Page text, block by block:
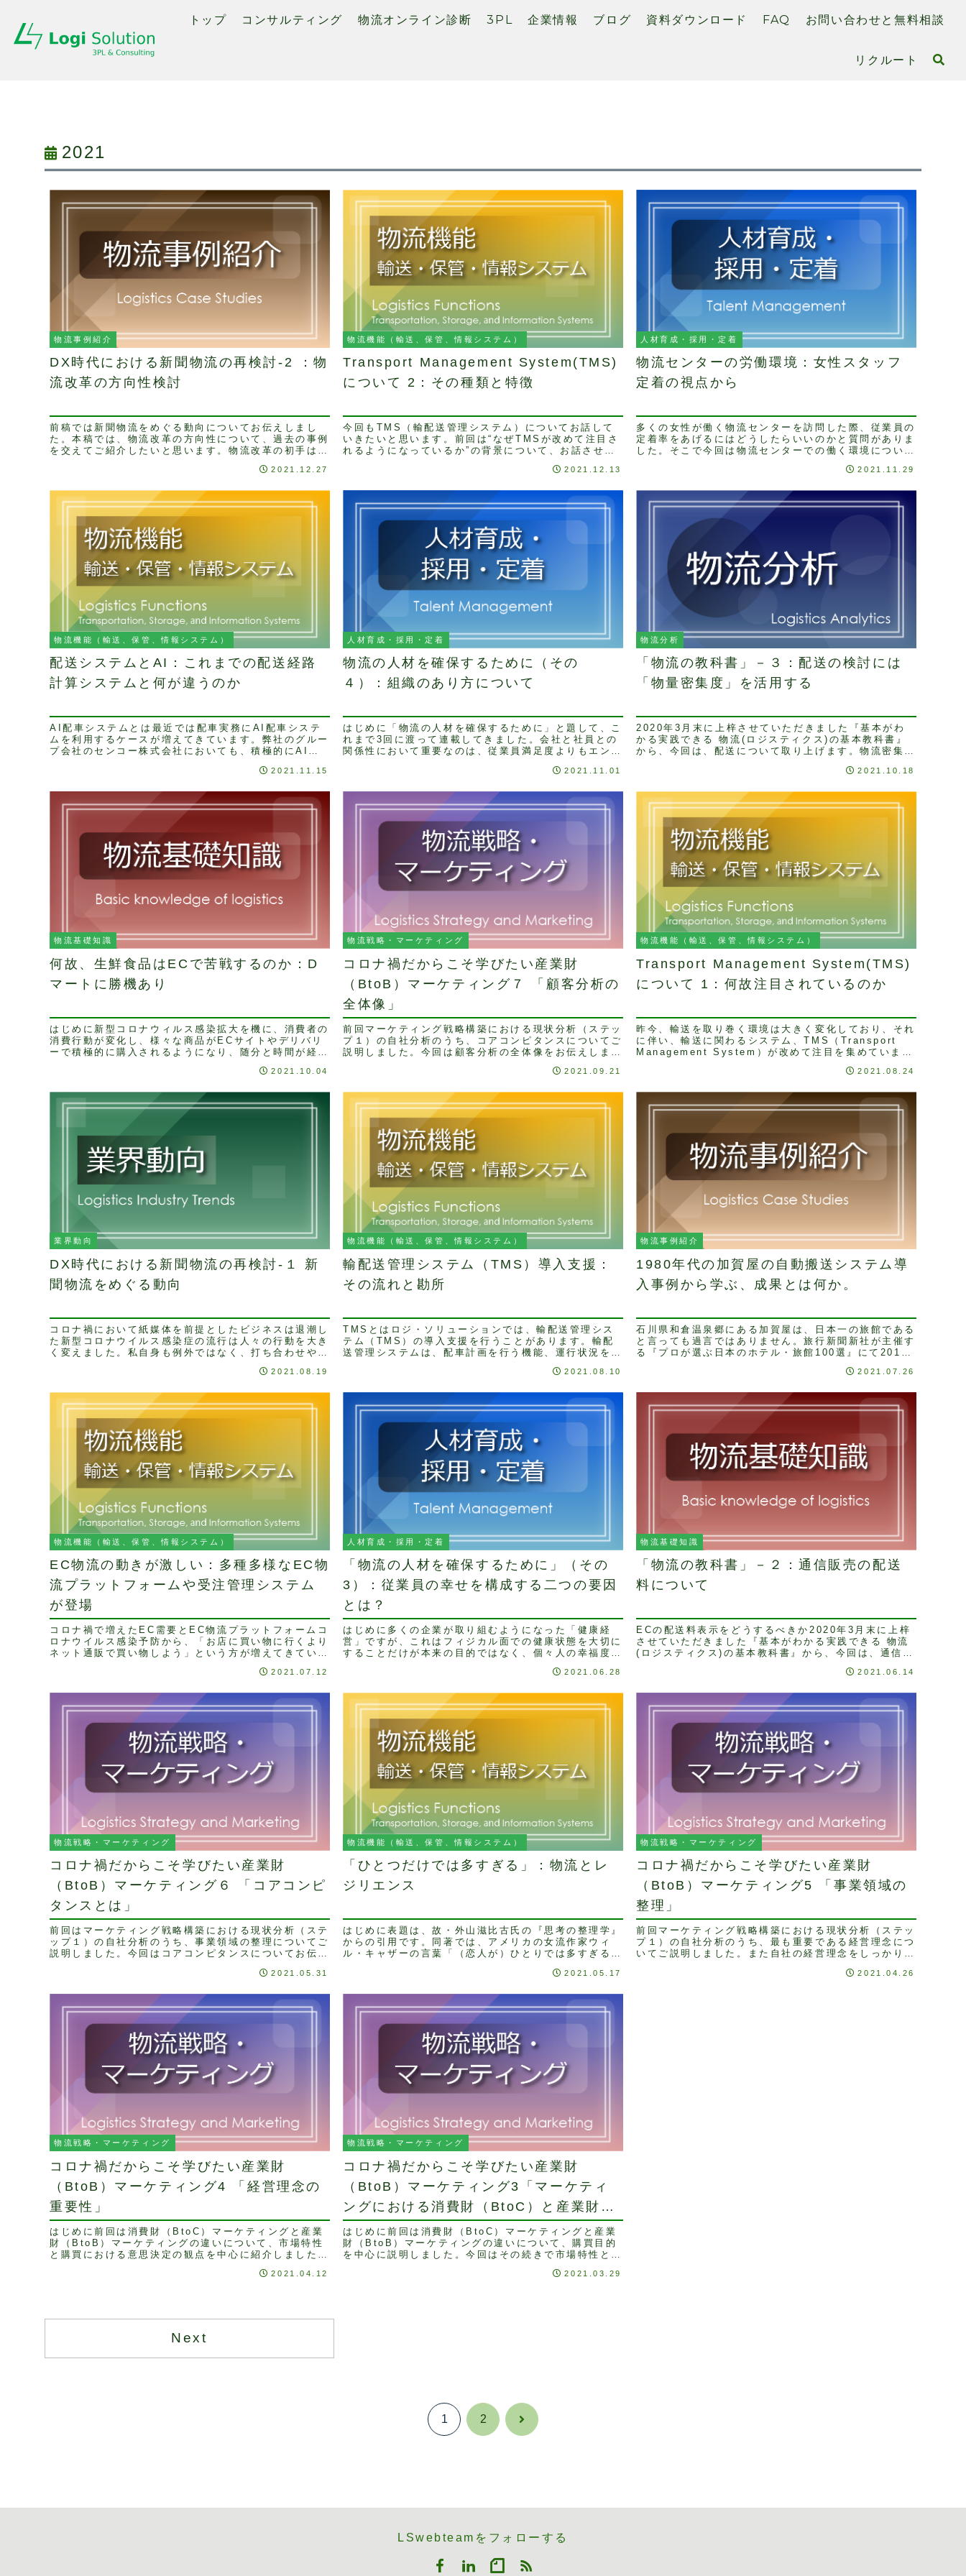
トップ コンサルティング 物流オンライン診断 3PL 企業情報 ブログ 資料ダウンロード FAQ お問い合わせと無料相談
リクルート
2021
物流事例紹介
DX時代における新聞物流の再検討-2 ：物
流改革の方向性検討
前稿では新聞物流をめぐる動向についてお伝えしまし
た。本稿では、物流改革の方向性について、過去の事例
を交えてご紹介したいと思います。物流改革の初手は現
2021.12.27
物流機能（輸送、保管、情報システム）
Transport Management System(TMS)
について 2：その種類と特徴
今回もTMS（輸配送管理システム）についてお話して
いきたいと思います。前回は“なぜTMSが改めて注目さ
れるようになっているか”の背景について、お話させて
2021.12.13
人材育成・採用・定着
物流センターの労働環境：女性スタッフ
定着の視点から
多くの女性が働く物流センターを訪問した際、従業員の
定着率をあげるにはどうしたらいいのかと質問がありま
した。そこで今回は物流センターでの働く環境について
2021.11.29
物流機能（輸送、保管、情報システム）
配送システムとAI：これまでの配送経路
計算システムと何が違うのか
AI配車システムとは最近では配車実務にAI配車システ
ムを利用するケースが増えてきています。弊社のグルー
プ会社のセンコー株式会社においても、積極的にAI配
2021.11.15
人材育成・採用・定着
物流の人材を確保するために（その
４）：組織のあり方について
はじめに「物流の人材を確保するために」と題して、こ
れまで3回に渡って連載してきました。会社と社員との
関係性において重要なのは、従業員満足度よりもエンゲ
2021.11.01
物流分析
「物流の教科書」－３：配送の検討には
「物量密集度」を活用する
2020年3月末に上梓させていただきました『基本がわ
かる実践できる 物流(ロジスティクス)の基本教科書』
から、今回は、配送について取り上げます。物流密集度
2021.10.18
物流基礎知識
何故、生鮮食品はECで苦戦するのか：D
マートに勝機あり
はじめに新型コロナウィルス感染拡大を機に、消費者の
消費行動が変化し、様々な商品がECサイトやデリバリ
ーで積極的に購入されるようになり、随分と時間が経過
2021.10.04
物流戦略・マーケティング
コロナ禍だからこそ学びたい産業財
（BtoB）マーケティング７ 「顧客分析の
全体像」
前回マーケティング戦略構築における現状分析（ステッ
プ１）の自社分析のうち、コアコンピタンスについてご
説明しました。今回は顧客分析の全体像をお伝えしま
2021.09.21
物流機能（輸送、保管、情報システム）
Transport Management System(TMS)
について 1：何故注目されているのか
昨今、輸送を取り巻く環境は大きく変化しており、それ
に伴い、輸送に関わるシステム、TMS（Transport
Management System）が改めて注目を集めていま
2021.08.24
業界動向
DX時代における新聞物流の再検討-１ 新
聞物流をめぐる動向
コロナ禍において紙媒体を前提としたビジネスは退潮し
た新型コロナウイルス感染症の流行は人々の行動を大き
く変えました。私自身も例外ではなく、打ち合わせやプ
2021.08.19
物流機能（輸送、保管、情報システム）
輸配送管理システム（TMS）導入支援：
その流れと勘所
TMSとはロジ・ソリューションでは、輸配送管理シス
テム（TMS）の導入支援を行うことがあります。輸配
送管理システムは、配車計画を行う機能、運行状況を管
2021.08.10
物流事例紹介
1980年代の加賀屋の自動搬送システム導
入事例から学ぶ、成果とは何か。
石川県和倉温泉郷にある加賀屋は、日本一の旅館である
と言っても過言ではありません。旅行新聞新社が主催す
る『プロが選ぶ日本のホテル・旅館100選』にて2016
2021.07.26
物流機能（輸送、保管、情報システム）
EC物流の動きが激しい：多種多様なEC物
流プラットフォームや受注管理システム
が登場
コロナ禍で増えたEC需要とEC物流プラットフォームコ
ロナウイルス感染予防から、「お店に買い物に行くより
ネット通販で買い物しよう」という方が増えてきていま
2021.07.12
人材育成・採用・定着
「物流の人材を確保するために」（その
3）：従業員の幸せを構成する二つの要因
とは？
はじめに多くの企業が取り組むようになった「健康経
営」ですが、これはフィジカル面での健康状態を大切に
することだけが本来の目的ではなく、個々人の幸福度を
2021.06.28
物流基礎知識
「物流の教科書」－２：通信販売の配送
料について
ECの配送料表示をどうするべきか2020年3月末に上梓
させていただきました『基本がわかる実践できる 物流
(ロジスティクス)の基本教科書』から、今回は、通信販
2021.06.14
物流戦略・マーケティング
コロナ禍だからこそ学びたい産業財
（BtoB）マーケティング６ 「コアコンピ
タンスとは」
前回はマーケティング戦略構築における現状分析（ステ
ップ１）の自社分析のうち、事業領域の整理についてご
説明しました。今回はコアコンピタンスについてお伝え
2021.05.31
物流機能（輸送、保管、情報システム）
「ひとつだけでは多すぎる」：物流とレ
ジリエンス
はじめに表題は、故・外山滋比古氏の『思考の整理学』
からの引用です。同著では、アメリカの女流作家ウィ
ル・キャザーの言葉「（恋人が）ひとりでは多すぎる。
2021.05.17
物流戦略・マーケティング
コロナ禍だからこそ学びたい産業財
（BtoB）マーケティング5 「事業領域の
整理」
前回マーケティング戦略構築における現状分析（ステッ
プ１）の自社分析のうち、最も重要である経営理念につ
いてご説明しました。また自社の経営理念をしっかり把
2021.04.26
物流戦略・マーケティング
コロナ禍だからこそ学びたい産業財
（BtoB）マーケティング4 「経営理念の
重要性」
はじめに前回は消費財（BtoC）マーケティングと産業
財（BtoB）マーケティングの違いについて、市場特性
と購買における意思決定の観点を中心に紹介しました。
2021.04.12
物流戦略・マーケティング
コロナ禍だからこそ学びたい産業財
（BtoB）マーケティング3「マーケティ
ングにおける消費財（BtoC）と産業財
（BtoB）の違い」
はじめに前回は消費財（BtoC）マーケティングと産業
財（BtoB）マーケティングの違いについて、購買目的
を中心に説明しました。今回はその続きで市場特性と購
2021.03.29
Next
1 2
次
LSwebteamをフォローする